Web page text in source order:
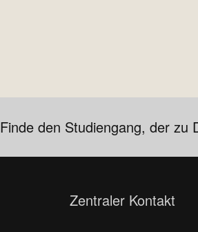
Finde den Studiengang, der zu
Zentraler Kontakt